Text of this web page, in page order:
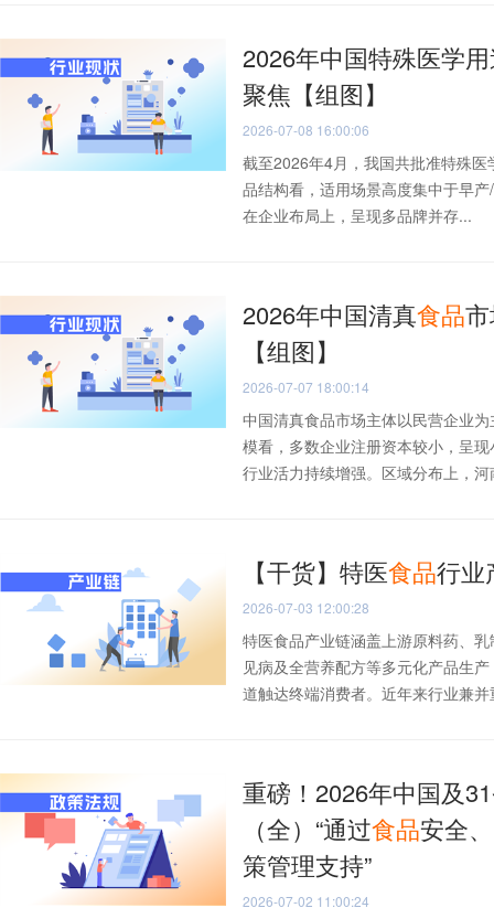
2026年中国特殊医学
聚焦【组图】
2026-07-08 16:00:06
截至2026年4月，我国共批准特殊
品结构看，适用场景高度集中于早
在企业布局上，呈现多品牌并存...
2026年中国清真食品
【组图】
2026-07-07 18:00:14
中国清真食品市场主体以民营企业
模看，多数企业注册资本较小，呈
行业活力持续增强。区域分布上，
【干货】特医食品行业
2026-07-03 12:00:28
特医食品产业链涵盖上游原料药、
见病及全营养配方等多元化产品生
道触达终端消费者。近年来行业兼
重磅！2026年中国及
（全）“通过食品安全
策管理支持”
2026-07-02 11:00:24